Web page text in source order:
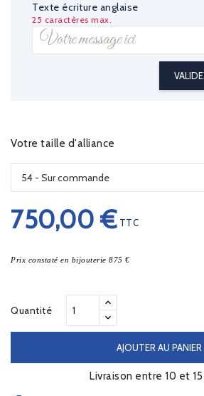
Texte écriture anglaise
25 caractères max.
Votre taille d'alliance
750,00 € TTC
Prix constaté en bijouterie 875 €
Quantité
AJOUTER AU PANIER
Livraison entre 10 et